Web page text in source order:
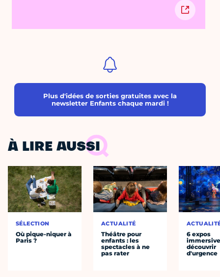
Plus d'idées de sorties gratuites avec la
newsletter Enfants chaque mardi !
À LIRE AUSSI
SÉLECTION
Où pique-niquer à
Paris ?
ACTUALITÉ
Théâtre pour
enfants : les
spectacles à ne
pas rater
6 expos
découvrir
d'urgence